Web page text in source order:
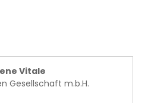
Vitale
Gesellschaft m.b.H.